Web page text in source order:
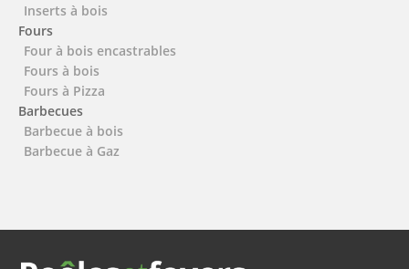
Inserts à bois
Fours
Four à bois encastrables
Fours à bois
Fours à Pizza
Barbecues
Barbecue à bois
Barbecue à Gaz